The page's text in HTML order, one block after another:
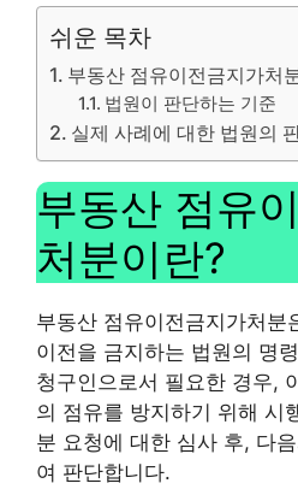
쉬운 목차
부동산 점유이전금지가처
법원이 판단하는 기준
실제 사례에 대한 법원의
부동산 점유
처분이란?
부동산 점유이전금지가처분
이전을 금지하는 법원의 명
청구인으로서 필요한 경우,
의 점유를 방지하기 위해 시
분 요청에 대한 심사 후, 다
여 판단합니다.